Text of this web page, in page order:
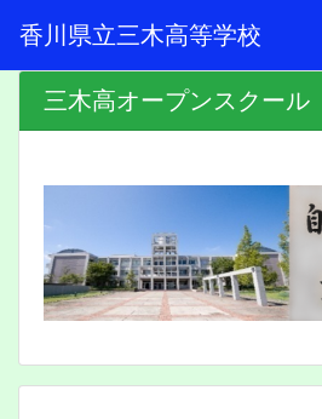
香川県立三木高等学校
三木高オープンスクール